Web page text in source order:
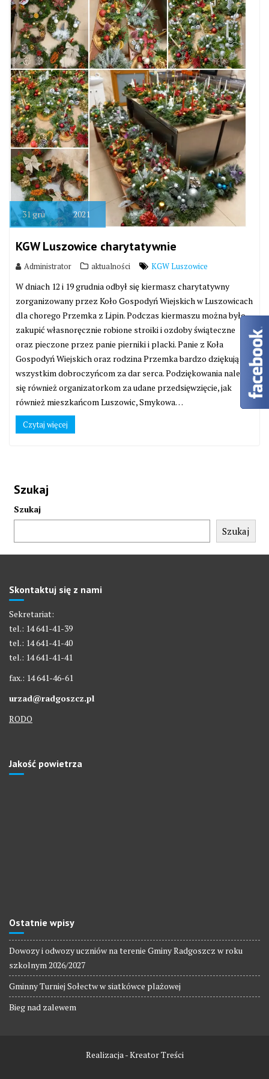
31gru 2021
KGW Luszowice charytatywnie
Administrator aktualności KGW Luszowice
W dniach 12 i 19 grudnia odbył się kiermasz charytatywny
zorganizowany przez Koło Gospodyń Wiejskich w Luszowicach
dla chorego Przemka z Lipin. Podczas kiermaszu można było
zakupić własnoręcznie robione stroiki i ozdoby świąteczne
oraz pieczone przez panie pierniki i placki. Panie z Koła
Gospodyń Wiejskich oraz rodzina Przemka bardzo dziękują
wszystkim dobroczyńcom za dar serca. Podziękowania należą
się również organizatorkom za udane przedsięwzięcie, jak
również mieszkańcom Luszowic, Smykowa…
Czytaj więcej
Szukaj
Szukaj
Szukaj
Skontaktuj się z nami
Sekretariat:
tel.: 14 641-41-39
tel.: 14 641-41-40
tel.: 14 641-41-41
fax.: 14 641-46-61
urzad@radgoszcz.pl
RODO
Jakość powietrza
Ostatnie wpisy
Dowozy i odwozy uczniów na terenie Gminy Radgoszcz w roku
szkolnym 2026/2027
Gminny Turniej Sołectw w siatkówce plażowej
Bieg nad zalewem
Realizacja - Kreator Treści